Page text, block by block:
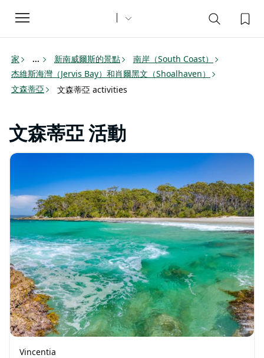
Toggle
navigation
家 ... 新南威爾斯的景點
南岸（South Coast）
杰維斯海灣（Jervis Bay）和肖爾黑文（Shoalhaven）
文森蒂亞
文森蒂亞 activities
文森蒂亞 活動
Vincentia